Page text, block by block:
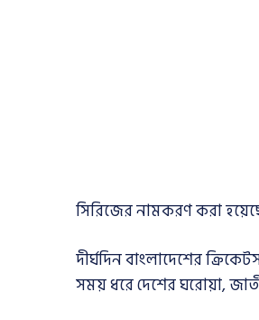
সিরিজের নামকরণ করা
দীর্ঘদিন বাংলাদেশের
সময় ধরে দেশের ঘরোয়া,